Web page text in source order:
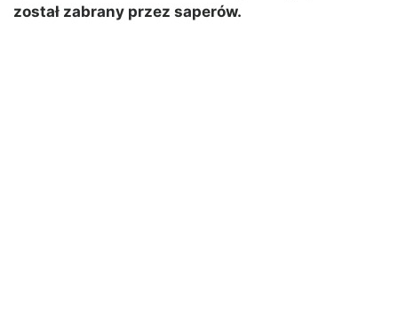
został zabrany przez saperów.